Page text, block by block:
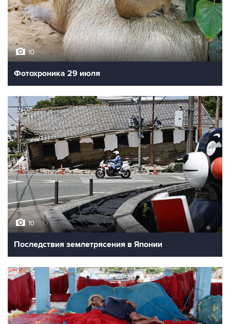
10
Фотохроника 29 июля
10
Последствия землетрясения в Японии